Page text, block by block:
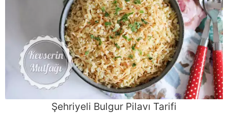
Şehriyeli Bulgur Pilavı Tarifi